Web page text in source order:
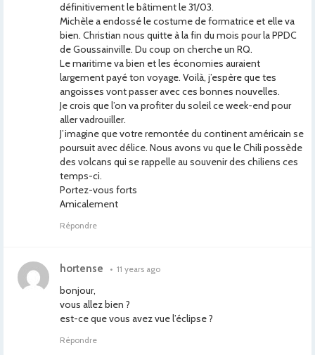
définitivement le bâtiment le 31/03.
Michèle a endossé le costume de formatrice et elle va
bien. Christian nous quitte à la fin du mois pour la PPDC
de Goussainville. Du coup on cherche un RQ.
Le maritime va bien et les économies auraient
largement payé ton voyage. Voilà, j’espère que tes
angoisses vont passer avec ces bonnes nouvelles.
Je crois que l’on va profiter du soleil ce week-end pour
aller vadrouiller.
J’imagine que votre remontée du continent américain se
poursuit avec délice. Nous avons vu que le Chili possède
des volcans qui se rappelle au souvenir des chiliens ces
temps-ci.
Portez-vous forts
Amicalement
Répondre
hortense • 11 years ago
bonjour,
vous allez bien ?
est-ce que vous avez vue l’éclipse ?
Répondre